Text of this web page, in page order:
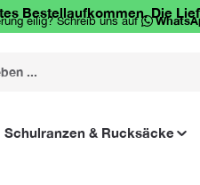
Bestellaufkommen. Die
eilig? Schreib uns auf
Schulranzen & Rucksäcke